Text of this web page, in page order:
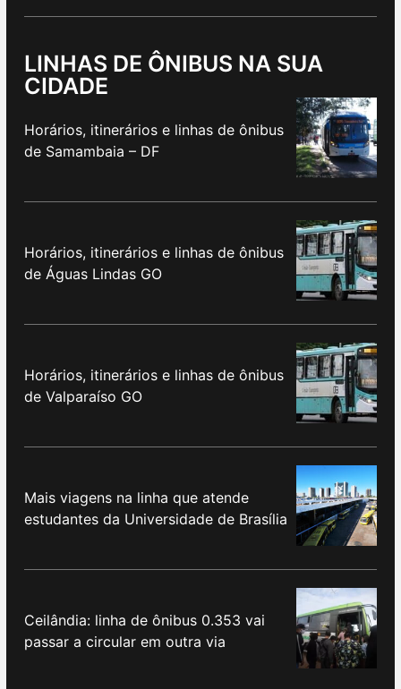
LINHAS DE ÔNIBUS NA SUA
CIDADE
Horários, itinerários e linhas de ônibus
de Samambaia – DF
Horários, itinerários e linhas de ônibus
de Águas Lindas GO
Horários, itinerários e linhas de ônibus
de Valparaíso GO
Mais viagens na linha que atende
estudantes da Universidade de Brasília
Ceilândia: linha de ônibus 0.353 vai
passar a circular em outra via